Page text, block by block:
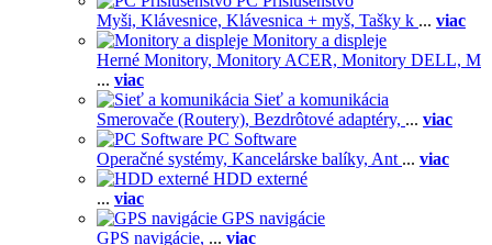
Myši, Klávesnice, Klávesnica + myš, Tašky k ... viac
Monitory a displeje
Herné Monitory, Monitory ACER, Monitory DELL, M
... viac
Sieť a komunikácia
Smerovače (Routery), Bezdrôtové adaptéry, ... viac
PC Software
Operačné systémy, Kancelárske balíky, Ant ... viac
HDD externé
... viac
GPS navigácie
GPS navigácie, ... viac